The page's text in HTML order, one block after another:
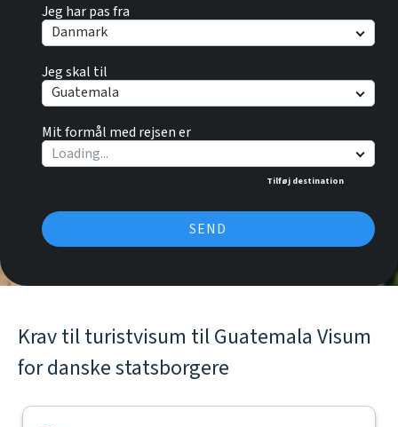
Jeg har pas fra
Danmark
Jeg skal til
Guatemala
Mit formål med rejsen er
Tilføj destination
SEND
Krav til turistvisum til Guatemala Visum
for danske statsborgere